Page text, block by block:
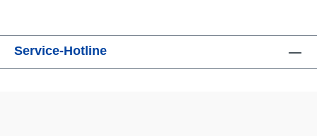
Service-Hotline